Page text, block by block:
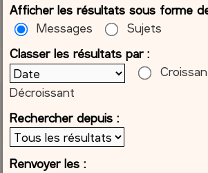
Afficher les résultats sous forme
Messages
Sujets
Classer les résultats par :
Décroissant
Rechercher depuis :
Renvoyer les :